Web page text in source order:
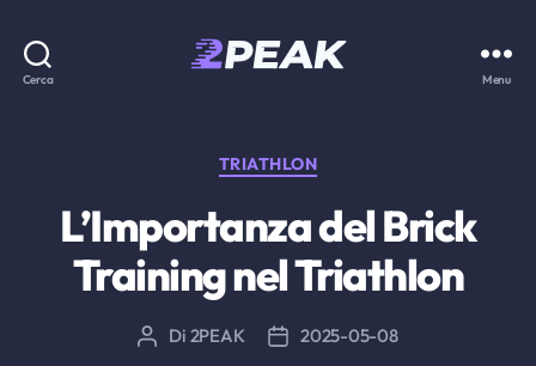
Cerca Menu
Categorie
TRIATHLON
L’Importanza del Brick
Training nel Triathlon
Autore
Di 2PEAK
Data2025-05-08